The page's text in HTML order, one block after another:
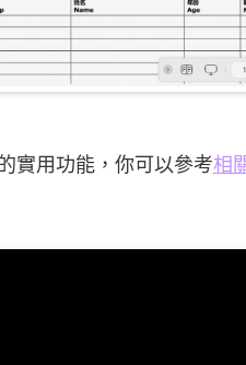
實用功能，你可以參考相